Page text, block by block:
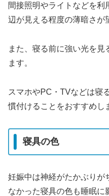
間接照明やライトなどを利
辺が見える程度の薄暗さが
また、寝る前に強い光を見
ます。
スマホやPC・TVなどは寝
慣付けることをおすすめし
寝具の色
妊娠中は神経がたかぶりが
なかった寝具の色も睡眠に